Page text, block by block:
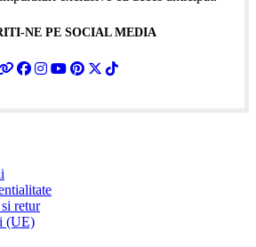
NE PE SOCIAL MEDIA
retur
(UE)